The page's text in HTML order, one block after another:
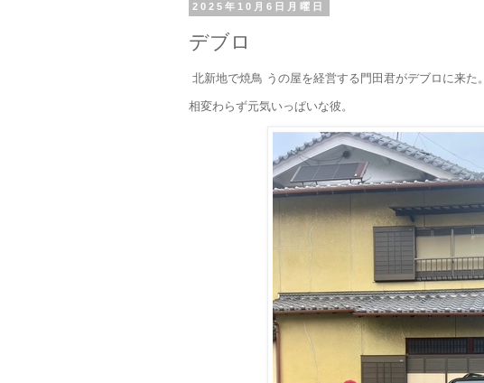
2025年10月6日月曜日
デブロ
北新地で焼鳥 うの屋を経営する門田君がデブロに来た。
相変わらず元気いっぱいな彼。